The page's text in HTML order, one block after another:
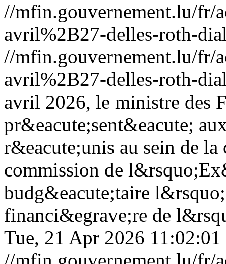
//mfin.gouvernement.lu/fr/
avril%2B27-delles-roth-
//mfin.gouvernement.lu/fr/
avril%2B27-delles-roth-
avril 2026, le ministre des
pr&eacute;sent&eacute;
r&eacute;unis au sein de la
commission de
budg&eacute;taire
financi&egrave;re de
Tue, 21 Apr 2026